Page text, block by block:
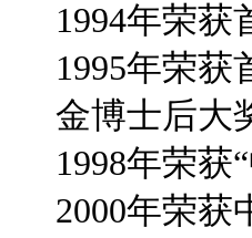
1994年荣
1995年荣
金博士后大
1998年荣获
2000年荣获